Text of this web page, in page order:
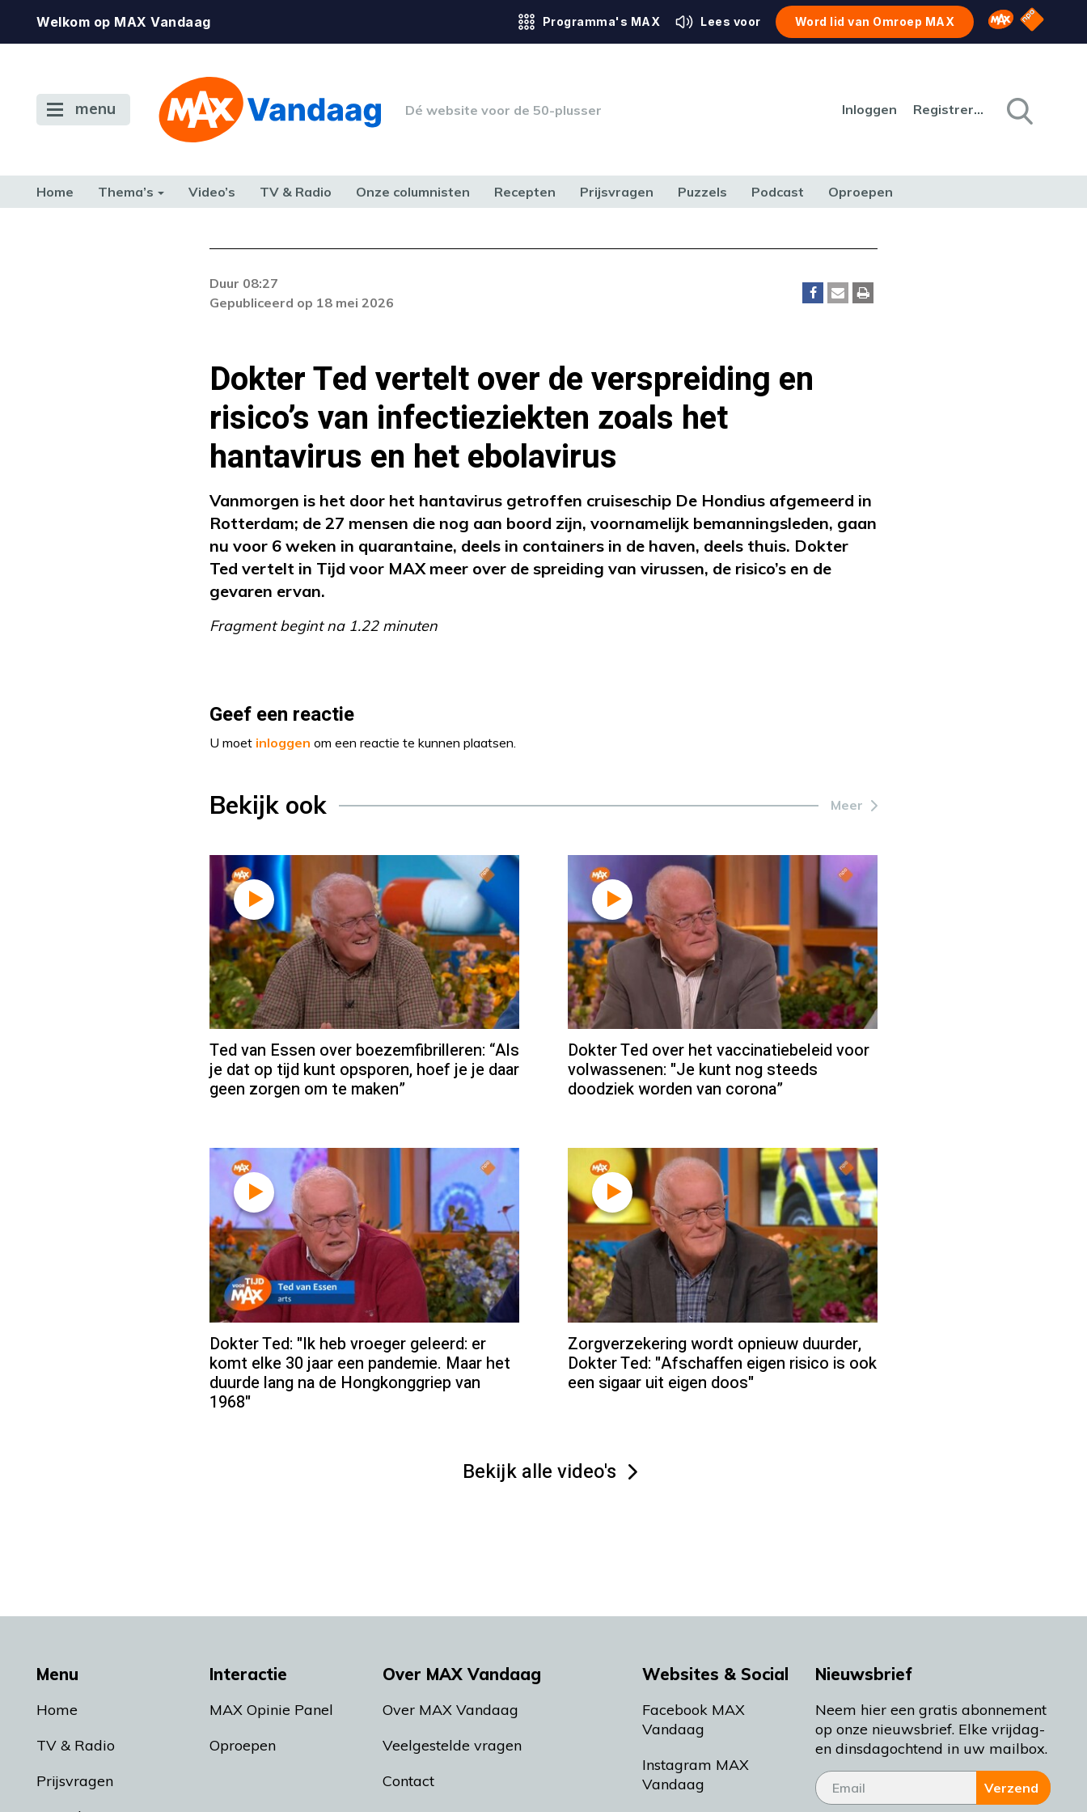
Welkom op MAX Vandaag Programma's MAX Lees voor Word lid van Omroep MAX Omroep MAX
NPO
menu Dé website voor de 50-plusser Inloggen Registreren
Home Thema’s Video’s TV & Radio Onze columnisten Recepten Prijsvragen Puzzels Podcast Oproepen
Er is een licentie-fout opgetreden. Als het probleem
zich blijft voordoen, neem dan contact op met onze
Duur 08:27
Gepubliceerd op 18 mei 2026
Dokter Ted vertelt over de verspreiding en
risico’s van infectieziekten zoals het
hantavirus en het ebolavirus
Vanmorgen is het door het hantavirus getroffen cruiseschip De Hondius afgemeerd in
Rotterdam; de 27 mensen die nog aan boord zijn, voornamelijk bemanningsleden, gaan
nu voor 6 weken in quarantaine, deels in containers in de haven, deels thuis. Dokter
Ted vertelt in Tijd voor MAX meer over de spreiding van virussen, de risico’s en de
gevaren ervan.
Fragment begint na 1.22 minuten
Geef een reactie
U moet inloggen om een reactie te kunnen plaatsen.
Bekijk ook Meer
Ted van Essen over boezemfibrilleren: “Als
je dat op tijd kunt opsporen, hoef je je daar
geen zorgen om te maken”
Dokter Ted over het vaccinatiebeleid voor
volwassenen: "Je kunt nog steeds
doodziek worden van corona”
Dokter Ted: "Ik heb vroeger geleerd: er
komt elke 30 jaar een pandemie. Maar het
duurde lang na de Hongkonggriep van
1968"
Zorgverzekering wordt opnieuw duurder,
Dokter Ted: "Afschaffen eigen risico is ook
een sigaar uit eigen doos"
Bekijk alle video's
Menu
Home
TV & Radio
Prijsvragen
Interactie
MAX Opinie Panel
Oproepen
Over MAX Vandaag
Over MAX Vandaag
Veelgestelde vragen
Contact
Websites & Social
Facebook MAX
Vandaag
Instagram MAX
Vandaag
Nieuwsbrief
Neem hier een gratis abonnement
op onze nieuwsbrief. Elke vrijdag-
en dinsdagochtend in uw mailbox.
Verzend